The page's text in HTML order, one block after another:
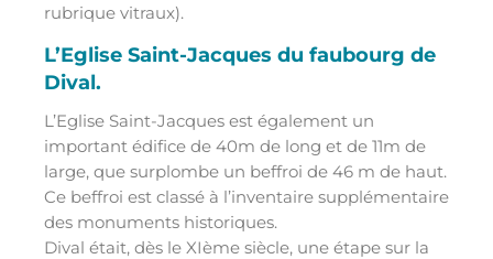
rubrique vitraux).
L’Eglise Saint-Jacques du faubourg de
Dival.
L’Eglise Saint-Jacques est également un
important édifice de 40m de long et de 11m de
large, que surplombe un beffroi de 46 m de haut.
Ce beffroi est classé à l’inventaire supplémentaire
des monuments historiques.
Dival était, dès le XIème siècle, une étape sur la